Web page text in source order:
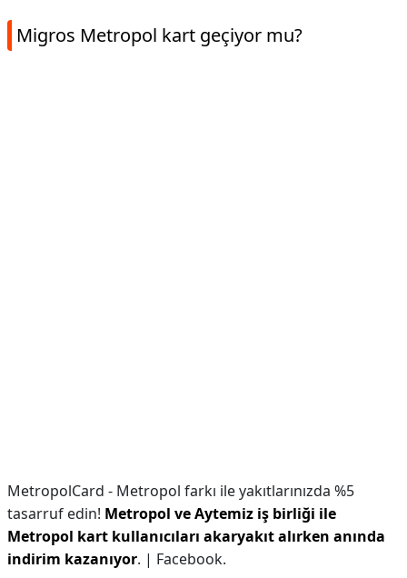
Migros Metropol kart geçiyor mu?
MetropolCard - Metropol farkı ile yakıtlarınızda %5
tasarruf edin! Metropol ve Aytemiz iş birliği ile
Metropol kart kullanıcıları akaryakıt alırken anında
indirim kazanıyor. | Facebook.